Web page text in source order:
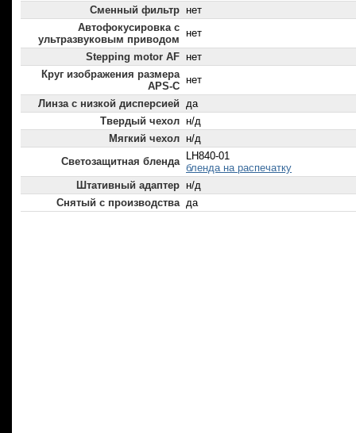
Сменный фильтр нет
Автофокусировка с
ультразвуковым приводом
нет
Stepping motor AF нет
Круг изображения размера
APS-C
нет
Линза с низкой дисперсией да
Твердый чехол н/д
Мягкий чехол н/д
Светозащитная бленда
LH840-01
бленда на распечатку
Штативный адаптер н/д
Снятый с производства да